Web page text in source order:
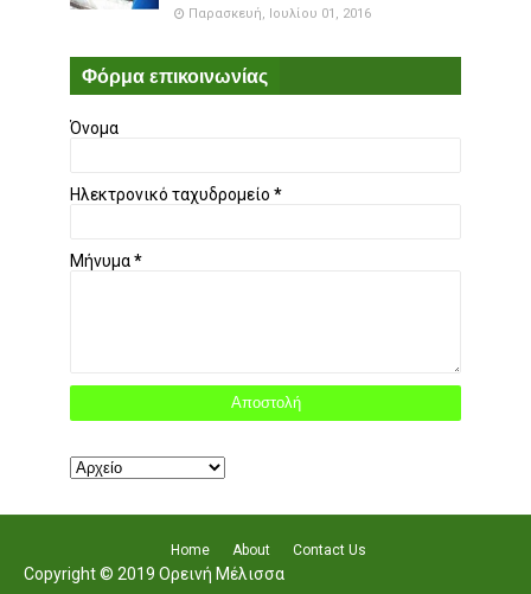
Παρασκευή, Ιουλίου 01, 2016
Φόρμα επικοινωνίας
Όνομα
Ηλεκτρονικό ταχυδρομείο *
Μήνυμα*
Home About Contact Us
Copyright © 2019 Ορεινή Μέλισσα